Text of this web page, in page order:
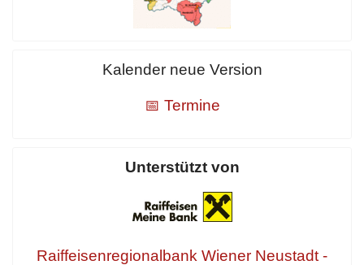
Kalender neue Version
📅 Termine
Unterstützt von
Raiffeisenregionalbank Wiener Neustadt -